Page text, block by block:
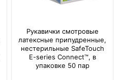
Рукавички смотровые
латексные припудренные,
нестерильные SafeTouch
E-series Connect™, в
упаковке 50 пар